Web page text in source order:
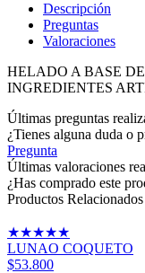
Descripción
Preguntas
Valoraciones
HELADO A BASE
INGREDIENTES
Últimas preguntas
¿Tienes alguna duda o
Pregunta
Últimas valoraciones
¿Has comprado este
Productos Relacionados
★★★★★
LUNAO COQUETO
$53.800